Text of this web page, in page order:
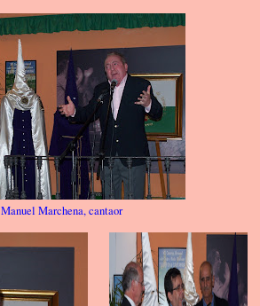
Manuel Marchena, cantaor